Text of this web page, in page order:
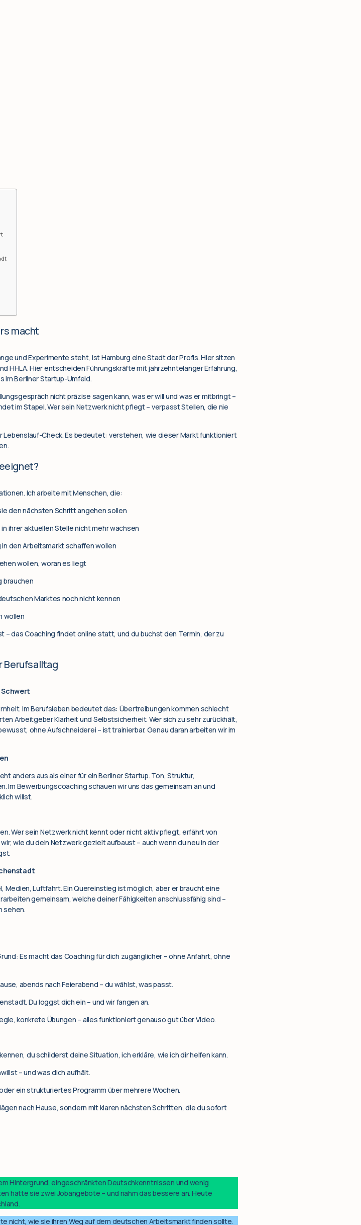
macht
und Experimente steht, ist Hamburg eine Stadt der Profis. Hier sitzen
HHLA. Hier entscheiden Führungskräfte mit jahrzehntelanger Erfahrung,
im Berliner Startup-Umfeld.
nicht präzise sagen kann, was er will und was er mitbringt –
im Stapel. Wer sein Netzwerk nicht pflegt – verpasst Stellen, die nie
Check. Es bedeutet: verstehen, wie dieser Markt funktioniert
Ich arbeite mit Menschen, die:
den nächsten Schritt angehen sollen
ihrer aktuellen Stelle nicht mehr wachsen
den Arbeitsmarkt schaffen wollen
wollen, woran es liegt
brauchen
Marktes noch nicht kennen
wollen
– das Coaching findet online statt, und du buchst den Termin, der zu
Berufsalltag
Im Berufsleben bedeutet das: Übertreibungen kommen schlecht
Arbeitgeber Klarheit und Selbstsicherheit. Wer sich zu sehr zurückhält,
ohne Aufschneiderei – ist trainierbar. Genau daran arbeiten wir im
anders aus als einer für ein Berliner Startup. Ton, Struktur,
Im Bewerbungscoaching schauen wir uns das gemeinsam an und
willst.
Wer sein Netzwerk nicht kennt oder nicht aktiv pflegt, erfährt von
wie du dein Netzwerk gezielt aufbaust – auch wenn du neu in der
Luftfahrt. Ein Quereinstieg ist möglich, aber er braucht eine
gemeinsam, welche deiner Fähigkeiten anschlussfähig sind –
sehen.
Es macht das Coaching für dich zugänglicher – ohne Anfahrt, ohne
abends nach Feierabend – du wählst, was passt.
Du loggst dich ein – und wir fangen an.
konkrete Übungen – alles funktioniert genauso gut über Video.
du schilderst deine Situation, ich erkläre, wie ich dir helfen kann.
– und was dich aufhält.
ein strukturiertes Programm über mehrere Wochen.
nach Hause, sondern mit klaren nächsten Schritten, die du sofort
Hintergrund, eingeschränkten Deutschkenntnissen und wenig
hatte sie zwei Jobangebote – und nahm das bessere an. Heute
nicht, wie sie ihren Weg auf dem deutschen Arbeitsmarkt finden sollte.